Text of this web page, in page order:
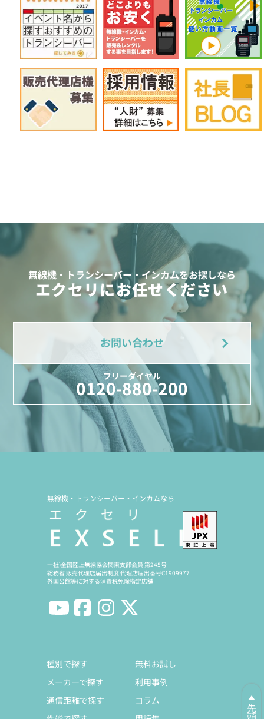
無線機・トランシーバー・インカムをお探しなら
エクセリにお任せください
お問い合わせ
フリーダイヤル
0120-880-200
無線機・トランシーバー・インカムなら
一社)全国陸上無線協会関東支部会員 第245号
総務省 販売代理店届出制度 代理店届出番号C1909977
外国公館等に対する消費税免除指定店舗
種別で探す
メーカーで探す
通信距離で探す
無料お試し
利用事例
コラム